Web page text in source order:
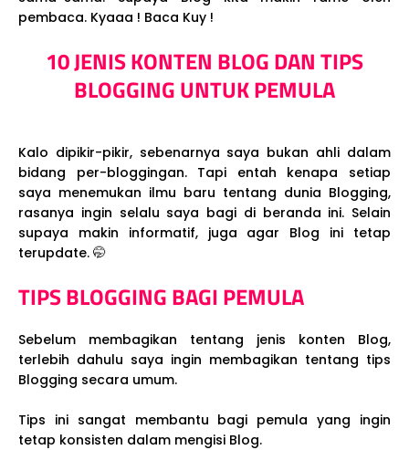
pembaca. Kyaaa ! Baca Kuy !
10 JENIS KONTEN BLOG DAN TIPS
BLOGGING UNTUK PEMULA
Kalo dipikir-pikir, sebenarnya saya bukan ahli dalam
bidang per-bloggingan. Tapi entah kenapa setiap
saya menemukan ilmu baru tentang dunia Blogging,
rasanya ingin selalu saya bagi di beranda ini. Selain
supaya makin informatif, juga agar Blog ini tetap
terupdate. 🤭
TIPS BLOGGING BAGI PEMULA
Sebelum membagikan tentang jenis konten Blog,
terlebih dahulu saya ingin membagikan tentang tips
Blogging secara umum.
Tips ini sangat membantu bagi pemula yang ingin
tetap konsisten dalam mengisi Blog.